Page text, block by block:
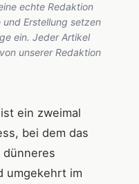
echte Redaktion
und Erstellung setzen
ein. Jeder Artikel
unserer Redaktion
ein zweimal
bei dem das
umgekehrt im